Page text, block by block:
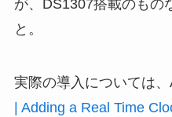
が、DS1307搭載のもの
と。
実際の導入については、
| Adding a Real Time